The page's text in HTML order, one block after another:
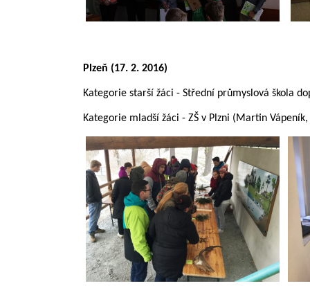
Plzeň (17. 2. 2016)
Kategorie starší žáci - Střední průmyslová škola
Kategorie mladší žáci - ZŠ v Plzni (Martin